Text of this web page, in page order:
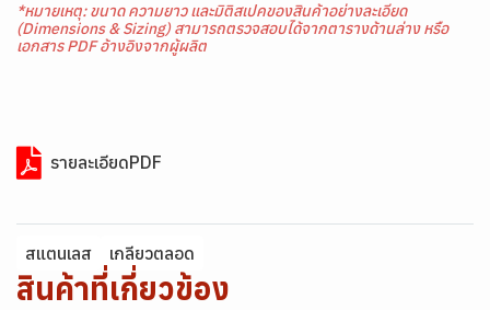
*หมายเหตุ: ขนาด ความยาว และมิติสเปคของสินค้าอย่างละเอียด
(Dimensions & Sizing) สามารถตรวจสอบได้จากตารางด้านล่าง หรือ
เอกสาร PDF อ้างอิงจากผู้ผลิต
รายละเอียดPDF
สแตนเลส เกลียวตลอด
สินค้าที่เกี่ยวข้อง